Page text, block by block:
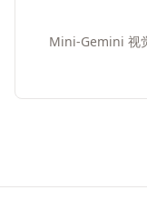
Mini-Gemini 视